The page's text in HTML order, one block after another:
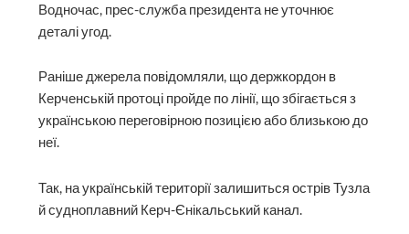
Водночас, прес-служба президента не уточнює
деталі угод.
Раніше джерела повідомляли, що держкордон в
Керченській протоці пройде по лінії, що збігається з
українською переговірною позицією або близькою до
неї.
Так, на українській території залишиться острів Тузла
й судноплавний Керч-Єнікальський канал.